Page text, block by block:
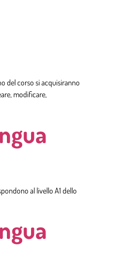
del corso si acquisiranno
modificare,
al livello A1 dello